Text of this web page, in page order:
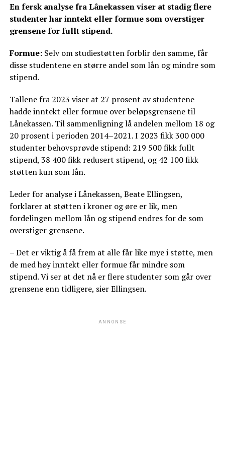
En fersk analyse fra Lånekassen viser at stadig flere
studenter har inntekt eller formue som overstiger
grensene for fullt stipend.
Formue:Selv om studiestøtten forblir den samme, får
disse studentene en større andel som lån og mindre som
stipend.
Tallene fra 2023 viser at 27 prosent av studentene
hadde inntekt eller formue over beløpsgrensene til
Lånekassen. Til sammenligning lå andelen mellom 18 og
20 prosent i perioden 2014–2021. I 2023 fikk 300 000
studenter behovsprøvde stipend: 219 500 fikk fullt
stipend, 38 400 fikk redusert stipend, og 42 100 fikk
støtten kun som lån.
Leder for analyse i Lånekassen, Beate Ellingsen,
forklarer at støtten i kroner og øre er lik, men
fordelingen mellom lån og stipend endres for de som
overstiger grensene.
– Det er viktig å få frem at alle får like mye i støtte, men
de med høy inntekt eller formue får mindre som
stipend. Vi ser at det nå er flere studenter som går over
grensene enn tidligere, sier Ellingsen.
ANNONSE